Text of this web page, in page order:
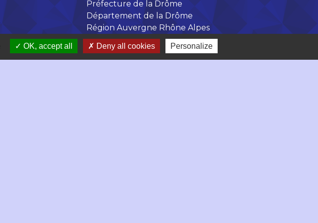
Préfecture de la Drôme
Département de la Drôme
Région Auvergne Rhône Alpes
OK, accept all Deny all cookies Personalize